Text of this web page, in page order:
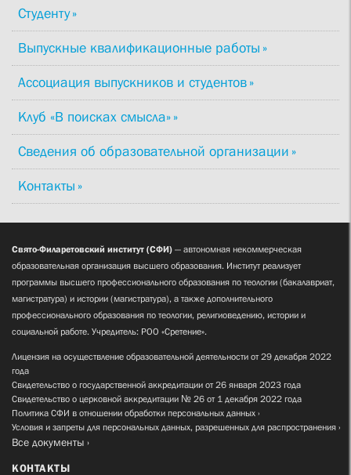
Студенту
Выпускные квалификационные работы
Ассоциация выпускников и студентов
Клуб «В поисках смысла»
Сведения об образовательной организации
Контакты
Свято-Филаретовский институт (СФИ) — автономная некоммерческая
образовательная организация высшего образования. Институт реализует
программы высшего профессионального образования по теологии (бакалавриат,
магистратура) и истории (магистратура), а также дополнительного
профессионального образования по теологии, религиоведению, истории и
социальной работе. Учредитель: РОО «Сретение».
Лицензия на осуществление образовательной деятельности от 29 декабря 2022
года
Свидетельство о государственной аккредитации от 26 января 2023 года
Свидетельство о церковной аккредитации № 26 от 1 декабря 2022 года
Политика СФИ в отношении обработки персональных данных
Условия и запреты для персональных данных, разрешенных для распространения
Все документы
КОНТАКТЫ